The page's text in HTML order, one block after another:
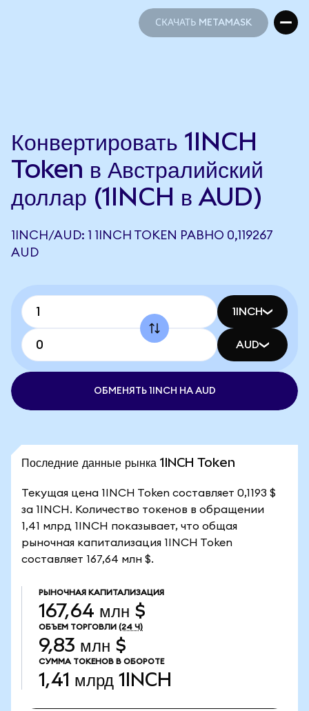
СКАЧАТЬ METAMASK
Конвертировать 1INCH
Token в Австралийский
доллар (1INCH в AUD)
1INCH/AUD: 1 1INCH TOKEN РАВНО 0,119267
AUD
1INCH
AUD
ОБМЕНЯТЬ 1INCH НА AUD
Последние данные рынка 1INCH Token
Текущая цена 1INCH Token составляет 0,1193 $
за 1INCH. Количество токенов в обращении
1,41 млрд 1INCH показывает, что общая
рыночная капитализация 1INCH Token
составляет 167,64 млн $.
РЫНОЧНАЯ КАПИТАЛИЗАЦИЯ
167,64 млн $
ОБЪЕМ ТОРГОВЛИ (24 Ч)
9,83 млн $
СУММА ТОКЕНОВ В ОБОРОТЕ
1,41 млрд 1INCH